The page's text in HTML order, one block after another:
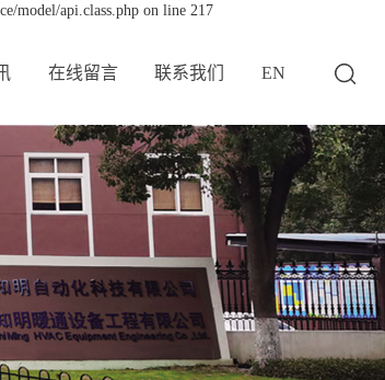
model/api.class.php on line 217
在线留言 联系我们 EN